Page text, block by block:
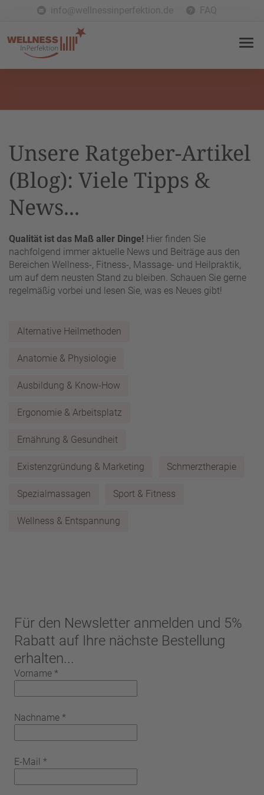
info@wellnessinperfektion.de FAQ
Unsere Ratgeber-Artikel
(Blog): Viele Tipps &
News...
Qualität ist das Maß aller Dinge! Hier finden Sie
nachfolgend immer aktuelle News und Beiträge aus den
Bereichen Wellness-, Fitness-, Massage- und Heilpraktik,
um auf dem neusten Stand zu bleiben. Schauen Sie gerne
regelmäßig vorbei und lesen Sie, was es Neues gibt!
Alternative Heilmethoden
Anatomie & Physiologie
Ausbildung & Know-How
Ergonomie & Arbeitsplatz
Ernährung & Gesundheit
Existenzgründung & Marketing Schmerztherapie
Spezialmassagen Sport & Fitness
Wellness & Entspannung
Für den Newsletter anmelden und 5%
Rabatt auf Ihre nächste Bestellung
erhalten...
Vorname *
Nachname *
E-Mail *